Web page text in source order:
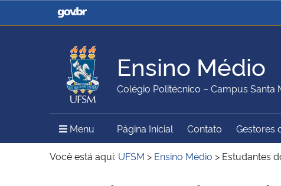
Casa Civil
Ministério da Justiça e
Ministério da Agricultura,
Pecuária e Abastecimento
Ministério da Educação
Ministério do Meio Ambiente Ministério do Turismo
Ensino Médio
Colégio Politécnico – Campus Santa
Menu Menu Principal do Sítio
Página Inicial Contato Gestores
Você está aqui: UFSM > Ensino Médio > Estudantes